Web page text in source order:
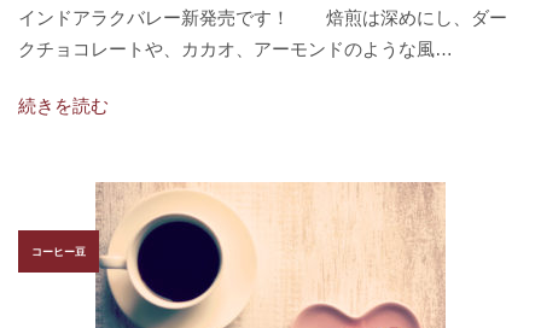
インドアラクバレー新発売です！ 焙煎は深めにし、ダー
クチョコレートや、カカオ、アーモンドのような風…
続きを読む
コーヒー豆